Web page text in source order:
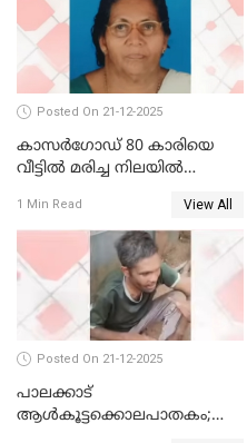
ആശുപത്രിയിലെത്തിച്ചു
Posted On 21-12-2025
കാസർഗോഡ് 80 കാരിയെ
വീട്ടിൽ മരിച്ച നിലയിൽ
1 Min Read View All
Posted On 21-12-2025
പാലക്കാട്‌
ആൾകൂട്ടക്കൊലപാതകം;